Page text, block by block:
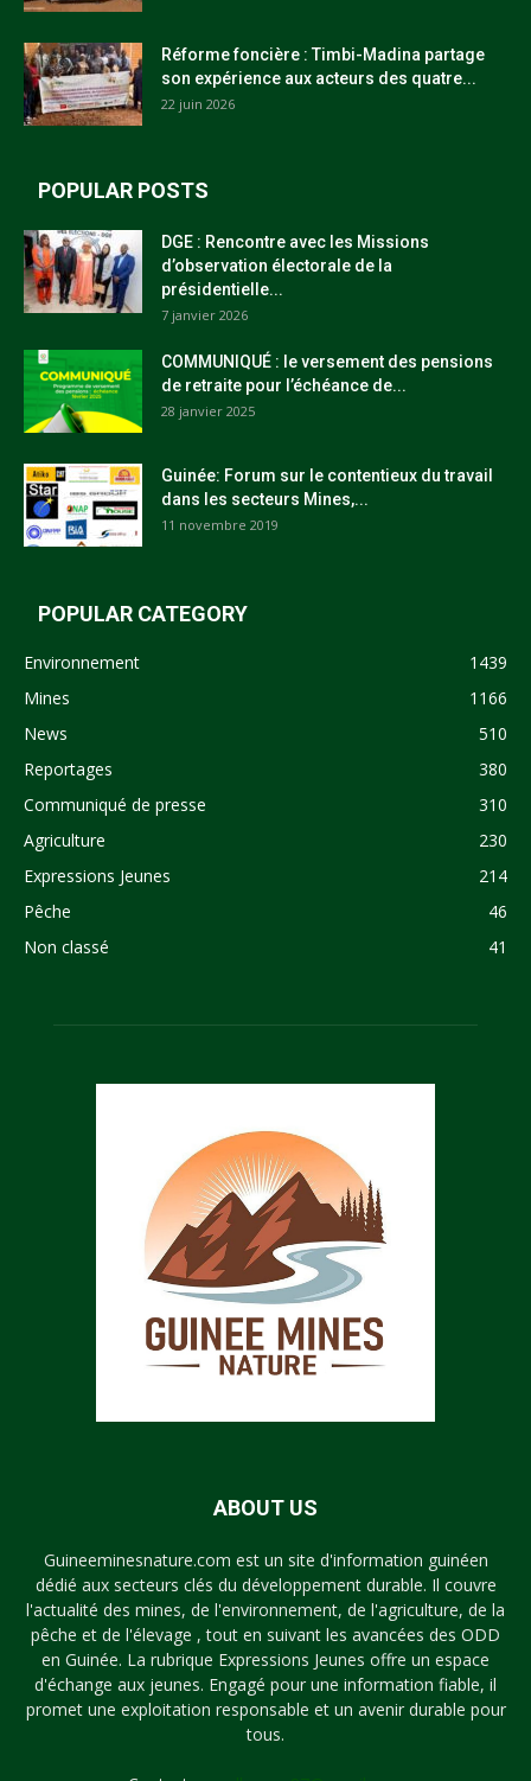
Réforme foncière : Timbi-Madina partage
son expérience aux acteurs des quatre...
22 juin 2026
POPULAR POSTS
DGE : Rencontre avec les Missions
d’observation électorale de la
présidentielle...
7 janvier 2026
COMMUNIQUÉ : le versement des pensions
de retraite pour l’échéance de...
28 janvier 2025
Guinée: Forum sur le contentieux du travail
dans les secteurs Mines,...
11 novembre 2019
POPULAR CATEGORY
Environnement
1439
Mines
1166
News
510
Reportages
380
Communiqué de presse
310
Agriculture
230
Expressions Jeunes
214
Pêche
46
Non classé
41
ABOUT US
Guineeminesnature.com est un site d'information guinéen
dédié aux secteurs clés du développement durable. Il couvre
l'actualité des mines, de l'environnement, de l'agriculture, de la
pêche et de l'élevage , tout en suivant les avancées des ODD
en Guinée. La rubrique Expressions Jeunes offre un espace
d'échange aux jeunes. Engagé pour une information fiable, il
promet une exploitation responsable et un avenir durable pour
tous.